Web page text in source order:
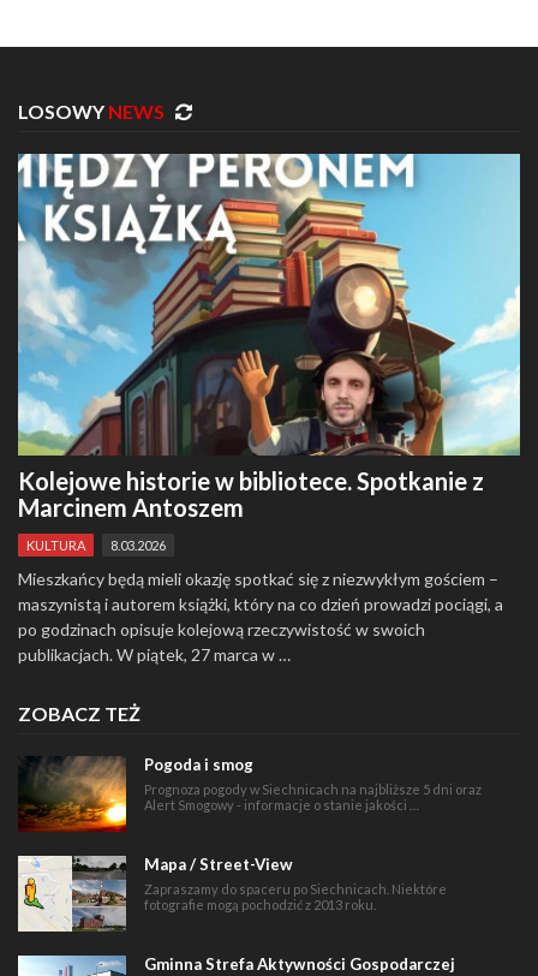
LOSOWY NEWS
Kolejowe historie w bibliotece. Spotkanie z
Marcinem Antoszem
KULTURA 8.03.2026
Mieszkańcy będą mieli okazję spotkać się z niezwykłym gościem –
maszynistą i autorem książki, który na co dzień prowadzi pociągi, a
po godzinach opisuje kolejową rzeczywistość w swoich
publikacjach. W piątek, 27 marca w …
ZOBACZ TEŻ
Pogoda i smog
Prognoza pogody w Siechnicach na najbliższe 5 dni oraz
Alert Smogowy - informacje o stanie jakości …
Mapa / Street-View
Zapraszamy do spaceru po Siechnicach. Niektóre
fotografie mogą pochodzić z 2013 roku.
Gminna Strefa Aktywności Gospodarczej